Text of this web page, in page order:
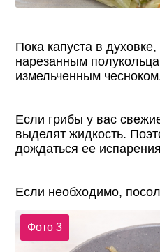
Пока капуста в
нарезанным
измельченным
Если грибы у вас
выделят жидкость.
дождаться ее
Если необходимо,
Фото 3